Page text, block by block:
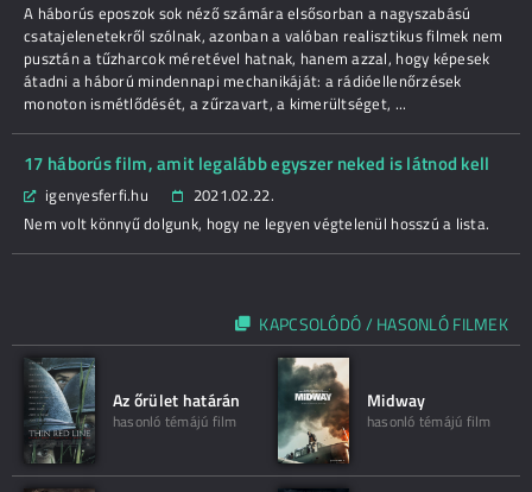
A háborús eposzok sok néző számára elsősorban a nagyszabású
csatajelenetekről szólnak, azonban a valóban realisztikus filmek nem
pusztán a tűzharcok méretével hatnak, hanem azzal, hogy képesek
átadni a háború mindennapi mechanikáját: a rádióellenőrzések
monoton ismétlődését, a zűrzavart, a kimerültséget, ...
17 háborús film, amit legalább egyszer neked is látnod kell
igenyesferfi.hu
2021.02.22.
Nem volt könnyű dolgunk, hogy ne legyen végtelenül hosszú a lista.
KAPCSOLÓDÓ / HASONLÓ FILMEK
Az őrület határán
hasonló témájú film
Midway
hasonló témájú film